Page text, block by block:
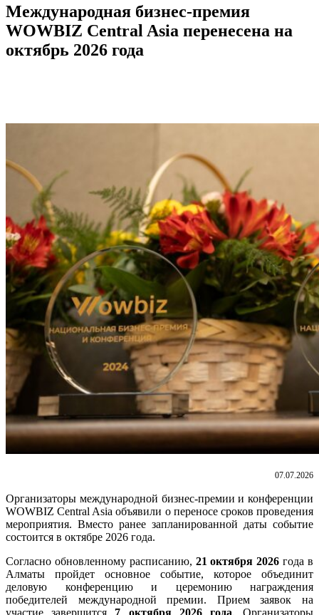
Международная бизнес-премия
WOWBIZ Central Asia перенесена на
октябрь 2026 года
07.07.2026
Организаторы международной бизнес-премии и конференции
WOWBIZ Central Asia объявили о переносе сроков проведения
мероприятия. Вместо ранее запланированной даты событие
состоится в октябре 2026 года.
Согласно обновленному расписанию, 21 октября 2026 года в
Алматы пройдет основное событие, которое объединит
деловую конференцию и церемонию награждения
победителей международной премии. Прием заявок на
участие завершится 7 октября 2026 года. Организаторы